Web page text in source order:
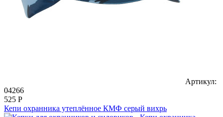
Артикул:
04266
525 Р
Кепи охранника утеплённое КМФ серый вихрь